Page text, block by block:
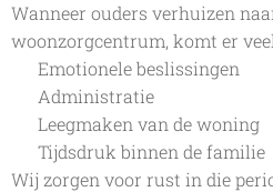
Wanneer ouders verhuizen
woonzorgcentrum, komt er
✔ Emotionele beslissingen
✔ Administratie
✔ Leegmaken van de woning
✔ Tijdsdruk binnen de familie
Wij zorgen voor rust in die